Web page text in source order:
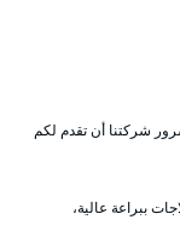
شركتنا أن تقدم لكم
ببراعة عالية،